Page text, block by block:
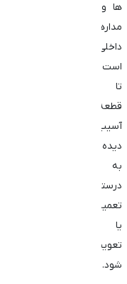
‌ها و
مدارهای
داخلی
است
تا
قطعه
آسیب‌
دیده
به‌
درستی
تعمیر
یا
تعویض
شود.